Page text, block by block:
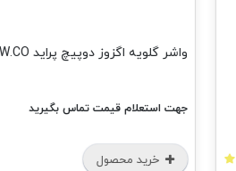
واشر گلویه اگزوز دوپیچ پراید T.W.CO
جهت استعلام قیمت تماس بگیرید
خرید محصول